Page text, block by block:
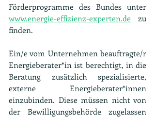
www.energie-effizienz-experten.de zu
finden.
Ein/e vom Unternehmen beauftragte/r
Energieberater*in ist berechtigt, in die
Beratung zusätzlich spezialisierte,
externe Energieberater*innen
einzubinden. Diese müssen nicht von
der Bewilligungsbehörde zugelassen